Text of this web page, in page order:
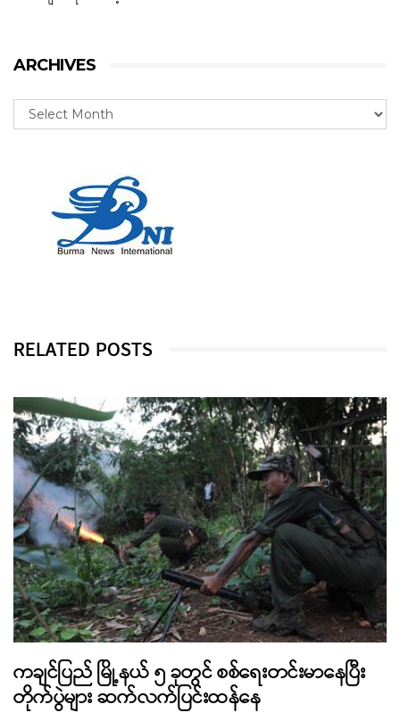
ARCHIVES
RELATED POSTS
ကချင်ပြည် မြို့နယ် ၅ ခုတွင် စစ်ရေးတင်းမာနေပြီး
တိုက်ပွဲများ ဆက်လက်ပြင်းထန်နေ